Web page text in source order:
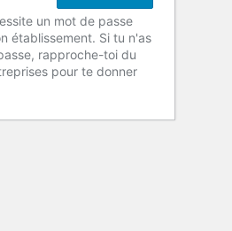
un mot de passe
établissement. Si tu n'as
rapproche-toi du
pour te donner